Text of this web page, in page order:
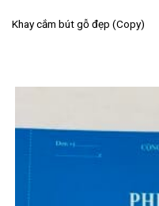
Khay cắm bút gỗ đẹp (Copy)